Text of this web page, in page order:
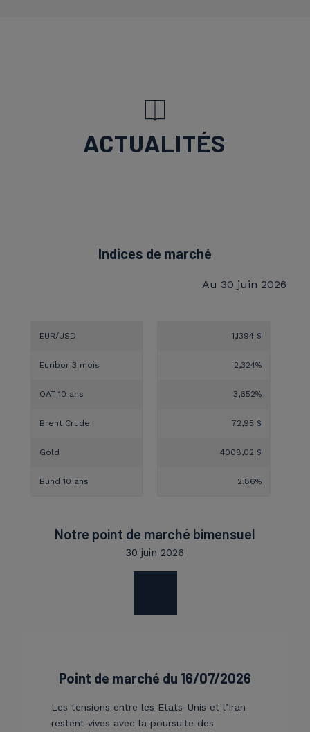
ACTUALITÉS
Indices de marché
Au 30 juin 2026
EUR/USD
Euribor 3 mois
OAT 10 ans
Brent Crude
Gold
Bund 10 ans
1,1394 $
2,324%
3,652%
72,95 $
4008,02 $
2,86%
Notre point de marché bimensuel
30 juin 2026
Point de marché du 16/07/2026
Les tensions entre les Etats-Unis et l’Iran
restent vives avec la poursuite des